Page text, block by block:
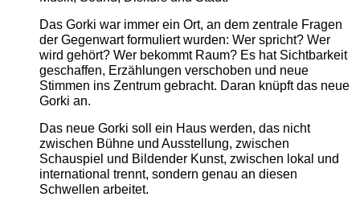
Das Gorki war immer ein Ort, an dem zentrale Fragen
der Gegenwart formuliert wurden: Wer spricht? Wer
wird gehört? Wer bekommt Raum? Es hat Sichtbarkeit
geschaffen, Erzählungen verschoben und neue
Stimmen ins Zentrum gebracht. Daran knüpft das neue
Gorki an.
Das neue Gorki soll ein Haus werden, das nicht
zwischen Bühne und Ausstellung, zwischen
Schauspiel und Bildender Kunst, zwischen lokal und
international trennt, sondern genau an diesen
Schwellen arbeitet.